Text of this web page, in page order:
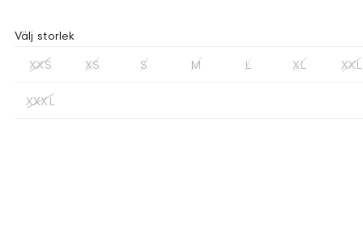
Välj storlek
XXS XS S M L XL XXL
XXXL